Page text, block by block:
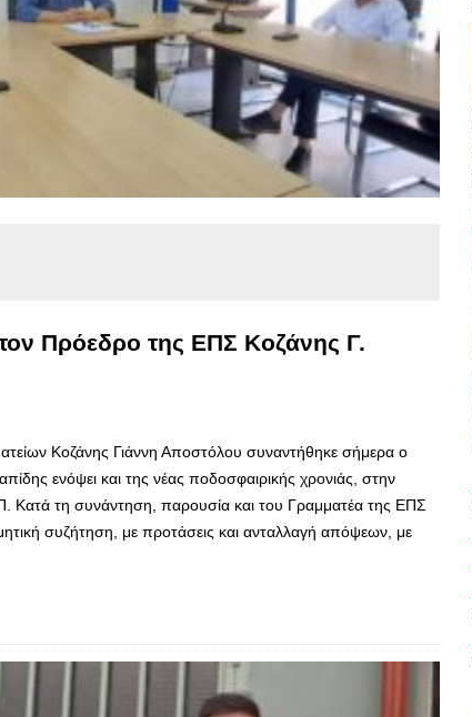
Πρόεδρο της ΕΠΣ Κοζάνης Γ.
Κοζάνης Γιάννη Αποστόλου συναντήθηκε σήμερα ο
ενόψει και της νέας ποδοσφαιρικής χρονιάς, στην
τη συνάντηση, παρουσία και του Γραμματέα της ΕΠΣ
συζήτηση, με προτάσεις και ανταλλαγή απόψεων, με